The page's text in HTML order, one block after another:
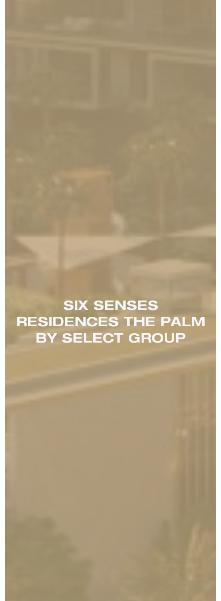
SIX SENSES
RESIDENCES THE PALM
BY SELECT GROUP